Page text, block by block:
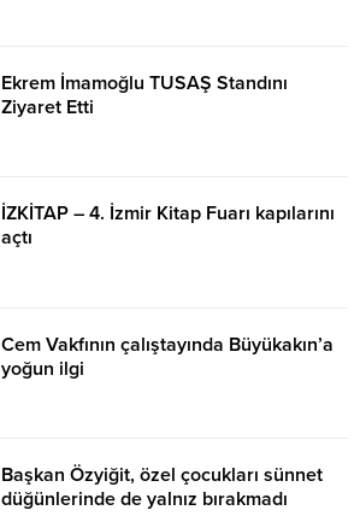
Ekrem İmamoğlu TUSAŞ Standını
Ziyaret Etti
İZKİTAP – 4. İzmir Kitap Fuarı kapılarını
açtı
Cem Vakfının çalıştayında Büyükakın’a
yoğun ilgi
Başkan Özyiğit, özel çocukları sünnet
düğünlerinde de yalnız bırakmadı